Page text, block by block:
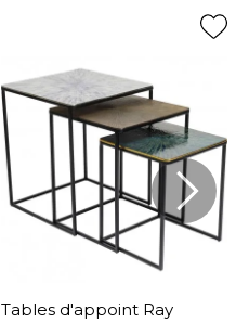
Tables d'appoint Ray